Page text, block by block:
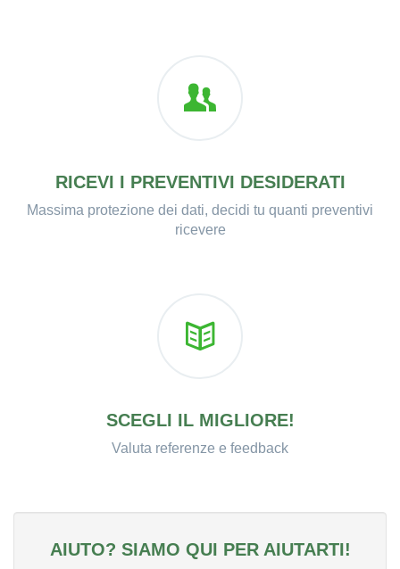
RICEVI I PREVENTIVI DESIDERATI
Massima protezione dei dati, decidi tu quanti preventivi
ricevere
SCEGLI IL MIGLIORE!
Valuta referenze e feedback
AIUTO? SIAMO QUI PER AIUTARTI!